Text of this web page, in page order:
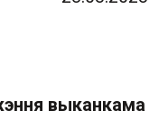
выканкама